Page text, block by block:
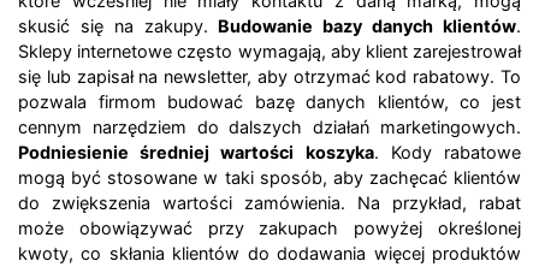
skusić się na zakupy. Budowanie bazy danych klientów.
Sklepy internetowe często wymagają, aby klient zarejestrował
się lub zapisał na newsletter, aby otrzymać kod rabatowy. To
pozwala firmom budować bazę danych klientów, co jest
cennym narzędziem do dalszych działań marketingowych.
Podniesienie średniej wartości koszyka. Kody rabatowe
mogą być stosowane w taki sposób, aby zachęcać klientów
do zwiększenia wartości zamówienia. Na przykład, rabat
może obowiązywać przy zakupach powyżej określonej
kwoty, co skłania klientów do dodawania więcej produktów